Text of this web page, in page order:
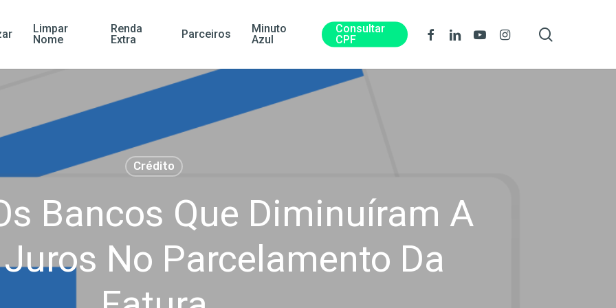
Limpar
Nome
Renda
Extra
Parceiros
Minuto
Azul
Consultar
CPF
FacebookLinkedinYoutubeInstagram
Crédito
Bancos Que Diminuíram A
No Parcelamento Da